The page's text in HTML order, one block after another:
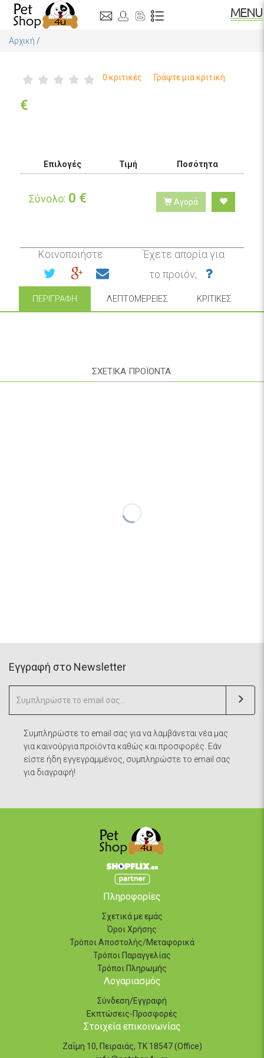
Αρχική /
0 κριτικές Γράψτε μια κριτική
€
Επιλογές Τιμή Ποσότητα
Σύνολο: 0 € Αγορά
Κοινοποιήστε
Έχετε απορία για
το προϊόν;
ΠΕΡΙΓΡΑΦΉ ΛΕΠΤΟΜΈΡΕΙΕΣ ΚΡΙΤΙΚΈΣ
ΣΧΕΤΙΚΑ ΠΡΟΪΟΝΤΑ
Eγγραφή στο Newsletter
Συμπληρώστε το email σας για να λαμβάνεται νέα μας
για καινούργια προϊόντα καθώς και προσφορές. Εάν
είστε ήδη εγγεγραμμένος, συμπληρώστε το email σας
για διαγραφή!
Πληροφορίες
Σχετικά με εμάς
Όροι Χρήσης
Τρόποι Αποστολής/Μεταφορικά
Τρόποι Παραγγελίας
Τρόποι Πληρωμής
Λογαριασμός
Σύνδεση/Εγγραφή
Εκπτώσεις-Προσφορές
Στοιχεία επικοινωνίας
Ζαΐμη 10, Πειραιάς, ΤΚ 18547 (Office)